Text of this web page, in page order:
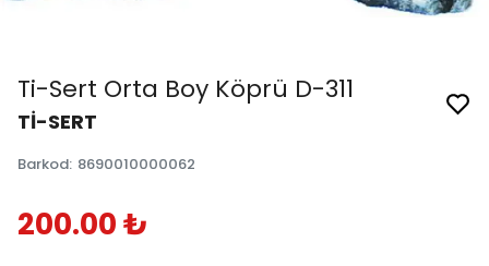
Ti-Sert Orta Boy Köprü D-311
Tİ-SERT
Barkod: 8690010000062
200.00 ₺